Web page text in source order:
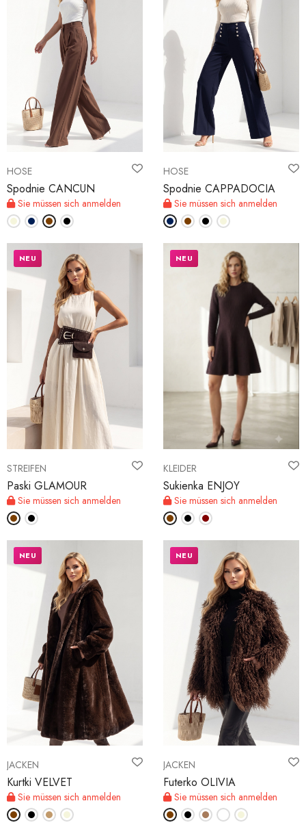
HOSE
Spodnie CANCUN
Sie müssen sich anmelden
HOSE
Spodnie CAPPADOCIA
Sie müssen sich anmelden
STREIFEN
Paski GLAMOUR
Sie müssen sich anmelden
NEU
KLEIDER
Sukienka ENJOY
Sie müssen sich anmelden
NEU
JACKEN
Kurtki VELVET
Sie müssen sich anmelden
NEU
JACKEN
Futerko OLIVIA
Sie müssen sich anmelden
NEU